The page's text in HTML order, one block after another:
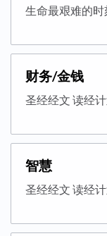
生命最艰难的时
财务/金钱
圣经经文 读经
智慧
圣经经文 读经